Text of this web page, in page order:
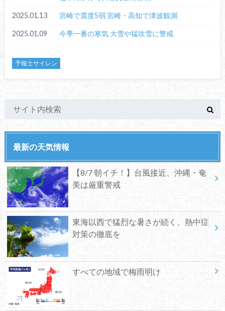
2025.01.13 宮崎で震度5弱 宮崎・高知で津波観測
2025.01.09 今季一番の寒気 大雪や猛吹雪に警戒
予報士サイレン
最新の天気情報
【8/7 朝イチ！】台風接近、沖縄・奄
美は厳重警戒
東海以西で猛烈な暑さが続く、熱中症
対策の徹底を
すべての地域で梅雨明け